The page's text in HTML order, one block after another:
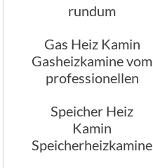
rundum
Gas Heiz Kamin
Gasheizkamine vom
professionellen
Speicher Heiz
Kamin
Speicherheizkamine